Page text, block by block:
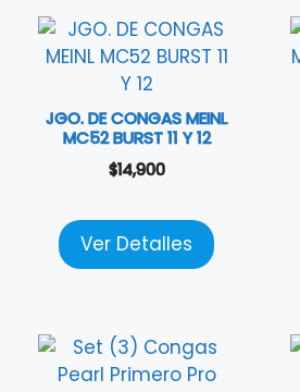
JGO. DE CONGAS MEINL
MC52 BURST 11 Y 12
$14,900
Ver Detalles